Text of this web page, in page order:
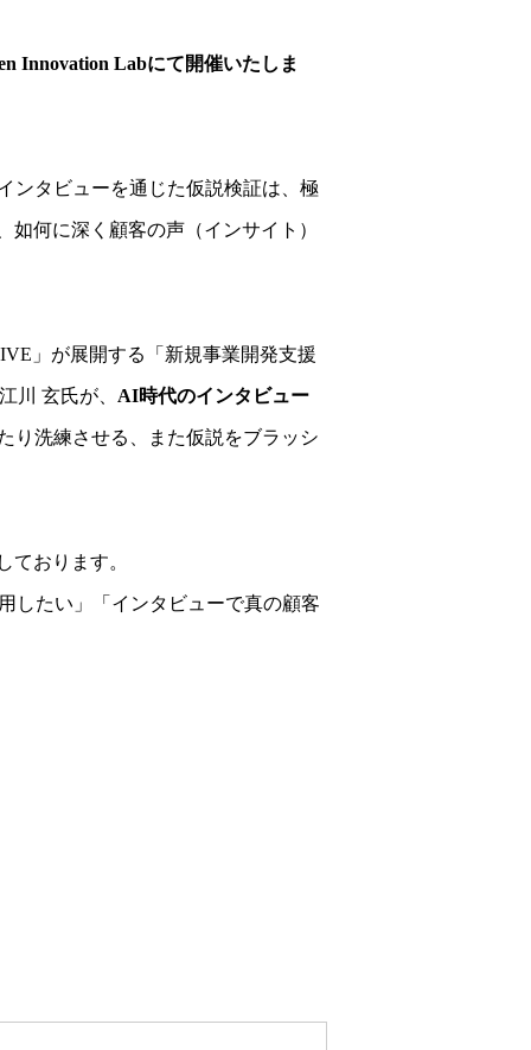
Innovation Labにて開催いたしま
ンタビューを通じた仮説検証は、極
何に深く顧客の声（インサイト）
」が展開する「新規事業開発支援
川 玄氏が、 AI時代のインタビュー
り洗練させる、また仮説をブラッシ
おります。
したい」「インタビューで真の顧客